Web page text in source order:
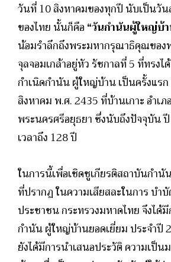
วันที่ 10 สิงหาคมของทุกปี นับเป็นวั
ของไทย นั้นก็คือ “วันกำนันผู้ใหญ่บ้
น้อมรำลึกถึงพระมหากรุณาธิคุณของ
จุลจอมเกล้าอยู่หัว รัชกาลที่ 5 ที่ทรงไ
กำเนิดกำนัน ผู้ใหญ่บ้าน เป็นครั้งแร
สิงหาคม พ.ศ. 2435 ที่บ้านเกาะ อำเ
พระนครศรีอยุธยา ซึ่งนับถึงปัจจุบัน
เวลาถึง 128 ปี
ในการนี้เพื่อเชิดชูเกียรติสถาบันกำ
ที่ปรากฏ ในความเสียสละในการ บำ
ประชาชน กระทรวงมหาดไทย จึงได้
กำนัน ผู้ใหญ่บ้านยอดเยี่ยม ประจำปี
ยังได้มีการนำเสนอประวัติ ความเป็